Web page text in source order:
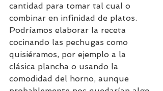
cantidad para tomar tal cual o
combinar en infinidad de platos.
Podríamos elaborar la receta
cocinando las pechugas como
quisiéramos, por ejemplo a la
clásica plancha o usando la
comodidad del horno, aunque